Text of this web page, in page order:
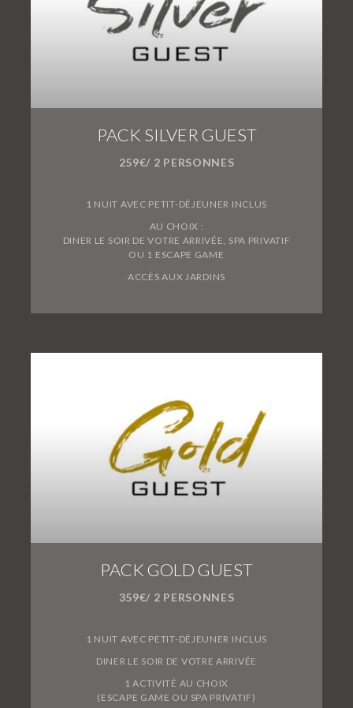
PACK SILVER GUEST
259€/ 2 PERSONNES
1 NUIT AVEC PETIT-DÉJEUNER INCLUS
AU CHOIX :
DINER LE SOIR DE VOTRE ARRIVÉE, SPA PRIVATIF
OU 1 ESCAPE GAME
ACCÈS AUX JARDINS
PACK GOLD GUEST
359€/ 2 PERSONNES
1 NUIT AVEC PETIT-DÉJEUNER INCLUS
DINER LE SOIR DE VOTRE ARRIVÉE
1 ACTIVITÉ AU CHOIX
(ESCAPE GAME OU SPA PRIVATIF)